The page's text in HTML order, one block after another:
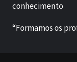
conhecimento
“Formamos os